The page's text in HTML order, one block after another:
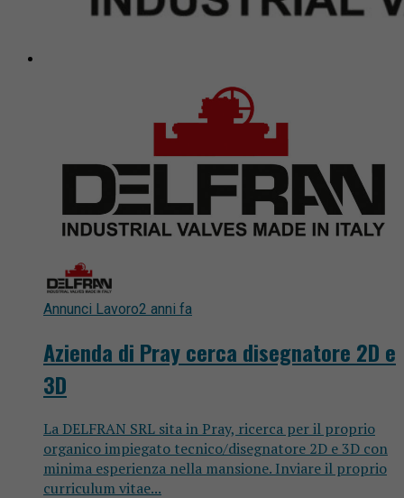
Annunci Lavoro2 anni fa
Azienda di Pray cerca disegnatore 2D e
3D
La DELFRAN SRL sita in Pray, ricerca per il proprio
organico impiegato tecnico/disegnatore 2D e 3D con
minima esperienza nella mansione. Inviare il proprio
curriculum vitae...